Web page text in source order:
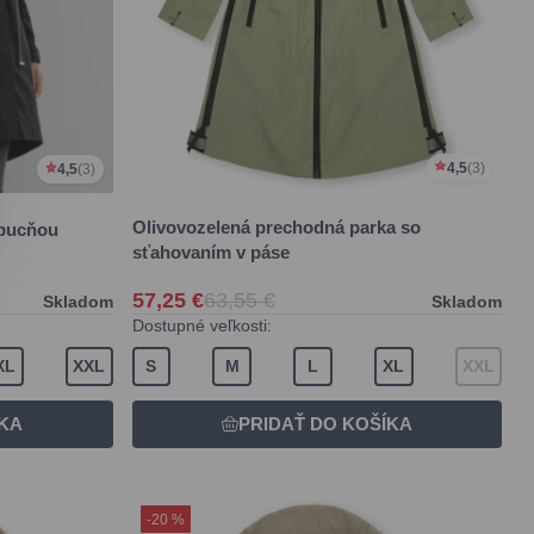
4,5(3)
Skladom
XXL
4,5(3)
Olivovozelená prechodná parka so
sťahovaním v páse
57,25 €63,55 €
Skladom
Dostupné veľkosti:
S M L XL XXL
-20 %